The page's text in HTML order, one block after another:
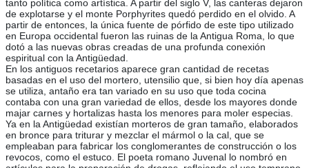
tanto política como artística. A partir del siglo V, las canteras dejaron
de explotarse y el monte Porphyrites quedó perdido en el olvido. A
partir de entonces, la única fuente de pórfido de este tipo utilizado
en Europa occidental fueron las ruinas de la Antigua Roma, lo que
dotó a las nuevas obras creadas de una profunda conexión
espiritual con la Antigüedad.
En los antiguos recetarios aparece gran cantidad de recetas
basadas en el uso del mortero, utensilio que, si bien hoy día apenas
se utiliza, antaño era tan variado en su uso que toda cocina
contaba con una gran variedad de ellos, desde los mayores donde
majar carnes y hortalizas hasta los menores para moler especias.
Ya en la Antigüedad existían morteros de gran tamaño, elaborados
en bronce para triturar y mezclar el mármol o la cal, que se
empleaban para fabricar los conglomerantes de construcción o los
revocos, como el estuco. El poeta romano Juvenal lo nombró en